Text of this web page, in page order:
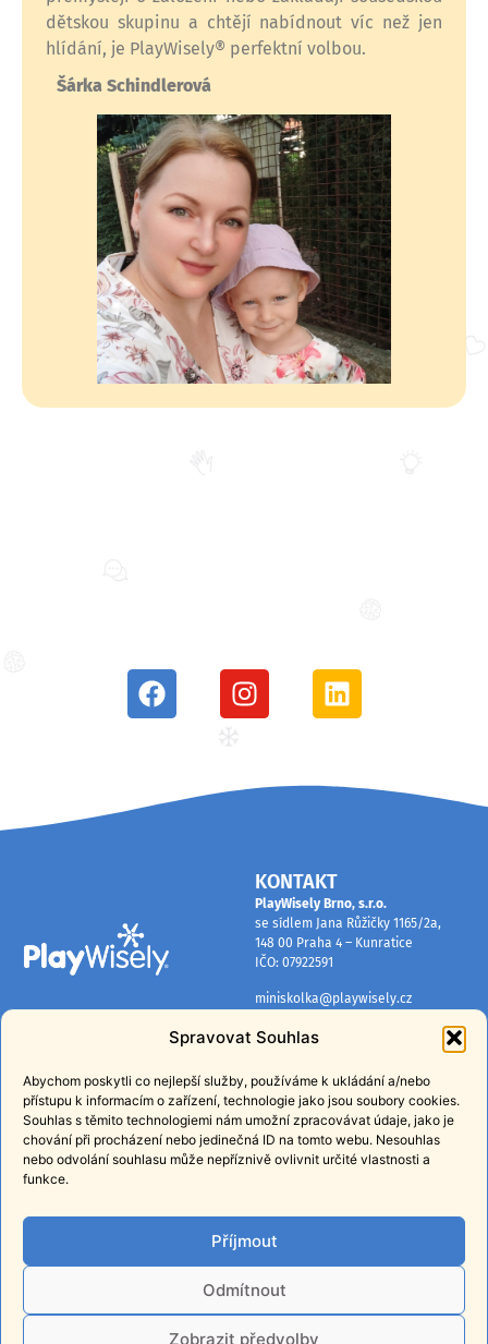
Spravovat Souhlas
Abychom poskytli co nejlepší služby, používáme k ukládání a/nebo
přístupu k informacím o zařízení, technologie jako jsou soubory cookies.
Souhlas s těmito technologiemi nám umožní zpracovávat údaje, jako je
chování při procházení nebo jedinečná ID na tomto webu. Nesouhlas
nebo odvolání souhlasu může nepříznivě ovlivnit určité vlastnosti a
funkce.
Příjmout
Odmítnout
Zobrazit předvolby
dětskou skupinu a chtějí nabídnout víc než jen
hlídání, je PlayWisely® perfektní volbou.
Šárka Schindlerová
KONTAKT
PlayWisely Brno, s.r.o.
se sídlem Jana Růžičky 1165/2a,
148 00 Praha 4 – Kunratice
IČO: 07922591
miniskolka@playwisely.cz
Domovská stránka PlayWisely
Mapa lokalit
Ochrana osobních údajů
Všeobecné obchodní podmínky
PŘIHLASTE SE K ODBĚRU
NOVINEK
Získávejte pravidelné tipy, rady a
informace o našich programech.
PŘIHLÁSIT
Přihlášením souhlasíte
sezpracováním osobních údajůza
účelem zasílání obchodních sdělení.